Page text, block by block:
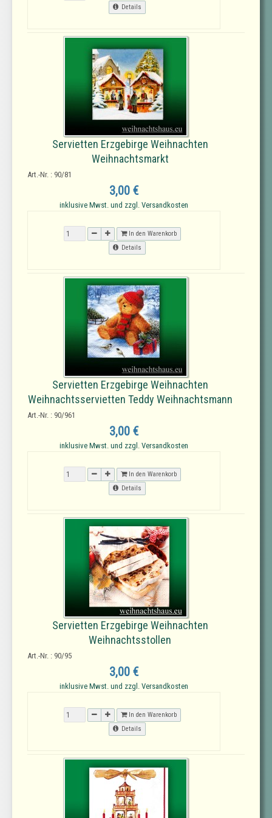
Details
Servietten Erzgebirge Weihnachten
Weihnachtsmarkt
Art.-Nr. : 90/81
3,00 €
inklusive Mwst. und zzgl. Versandkosten
In den Warenkorb
Details
Servietten Erzgebirge Weihnachten
Weihnachtsservietten Teddy Weihnachtsmann
Art.-Nr. : 90/961
3,00 €
inklusive Mwst. und zzgl. Versandkosten
In den Warenkorb
Details
Servietten Erzgebirge Weihnachten
Weihnachtsstollen
Art.-Nr. : 90/95
3,00 €
inklusive Mwst. und zzgl. Versandkosten
In den Warenkorb
Details